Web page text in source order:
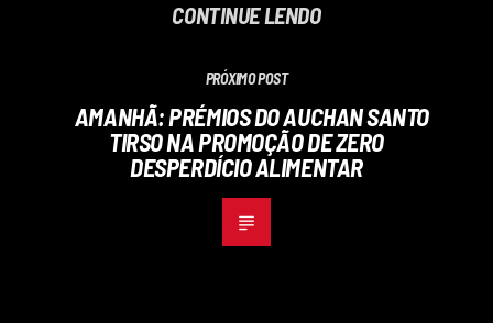
CONTINUE LENDO
PRÓXIMO POST
AMANHÃ: PRÉMIOS DO AUCHAN SANTO
TIRSO NA PROMOÇÃO DE ZERO
DESPERDÍCIO ALIMENTAR